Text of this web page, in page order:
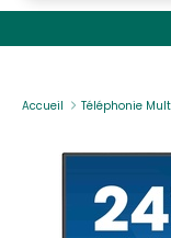
Accueil Téléphonie